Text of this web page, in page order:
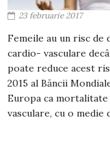
23 februarie 2017
Femeile au un risc de
cardio- vasculare
poate reduce acest
2015 al Băncii
Europa ca
vasculare, cu o medie